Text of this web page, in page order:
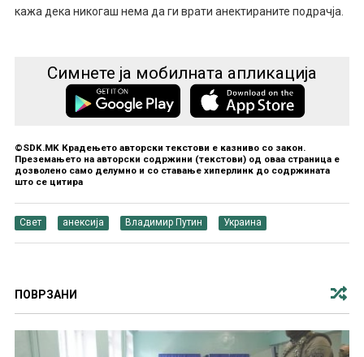
кажа дека никогаш нема да ги врати анектираните подрачја.
Симнете ја мобилната апликација
©SDK.MK Крадењето авторски текстови е казниво со закон.
Преземањето на авторски содржини (текстови) од оваа страница е
дозволено само делумно и со ставање хиперлинк до содржината
што се цитира
Свет анексија Владимир Путин Украина
ПОВРЗАНИ